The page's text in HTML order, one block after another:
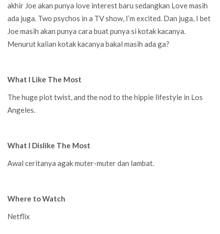
akhir Joe akan punya love interest baru sedangkan Love masih
ada juga. Two psychos in a TV show, I’m excited. Dan juga, I bet
Joe masih akan punya cara buat punya si kotak kacanya.
Menurut kalian kotak kacanya bakal masih ada ga?
What I Like The Most
The huge plot twist, and the nod to the hippie lifestyle in Los
Angeles.
What I Dislike The Most
Awal ceritanya agak muter-muter dan lambat.
Where to Watch
Netflix